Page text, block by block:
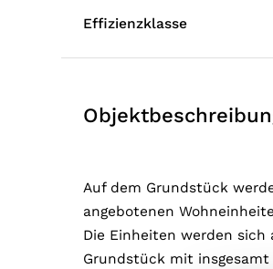
Effizienzklasse
Auf dem Grundstück
angebotenen
Die Einheiten werden sich
Grundstück mit insgesamt